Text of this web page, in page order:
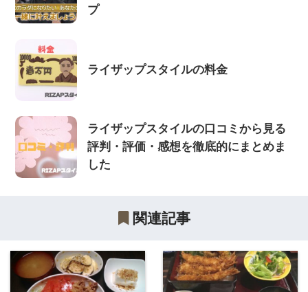
プ
ライザップスタイルの料金
ライザップスタイルの口コミから見る
評判・評価・感想を徹底的にまとめま
した
関連記事